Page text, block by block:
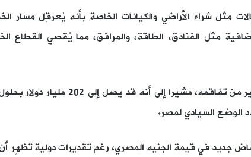
مثل شراء الأراضي والكيانات الخاصة بأنه يُعرقِل
مثل الفنادق، الطاقة، والمرافق، مما يُقصي
الوضع السيادي لمصر.